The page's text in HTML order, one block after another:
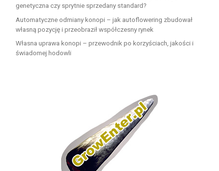
genetyczna czy sprytnie sprzedany standard?
Automatyczne odmiany konopi – jak autoflowering zbudował
własną pozycję i przeobraził współczesny rynek
Własna uprawa konopi – przewodnik po korzyściach, jakości i
świadomej hodowli